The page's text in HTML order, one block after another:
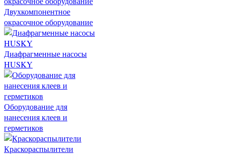
Двухкомпонентное
окрасочное оборудование
Диафрагменные насосы
HUSKY
Оборудование для
нанесения клеев и
герметиков
Краскораспылители